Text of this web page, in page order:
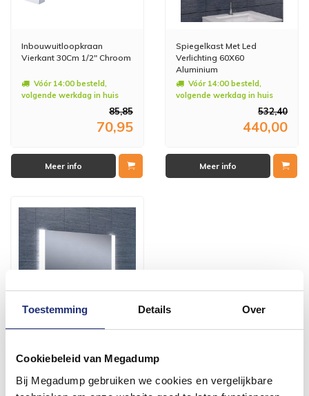
Toestemming Details Over
Cookiebeleid van Megadump
Bij Megadump gebruiken we cookies en vergelijkbare
Inbouwuitloopkraan
Vierkant 30Cm 1/2" Chroom
Vóór 14:00 besteld,
volgende werkdag in huis
85,85
70,95
Meer info
Spiegelkast Met Led
Verlichting 60X60
Aluminium
Vóór 14:00 besteld,
volgende werkdag in huis
532,40
440,00
Meer info
60X100 Cm
Vóór 14:00 besteld,